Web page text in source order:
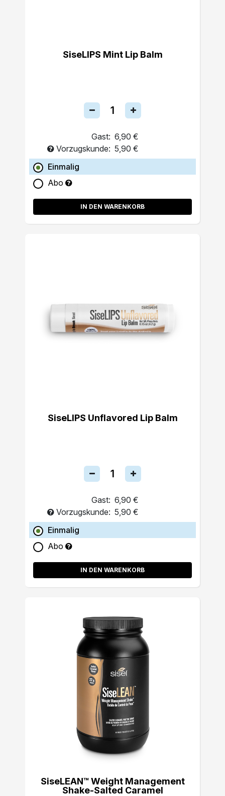
SiseLIPS Mint Lip Balm
Gast: 6,90 €
Vorzugskunde: 5,90 €
Einmalig
Abo
IN DEN WARENKORB
SiseLIPS Unflavored Lip Balm
Gast: 6,90 €
Vorzugskunde: 5,90 €
Einmalig
Abo
IN DEN WARENKORB
SiseLEAN™ Weight Management
Shake-Salted Caramel